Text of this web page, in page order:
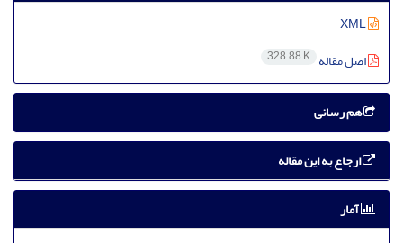
اصل مقاله 328.88 K
هم رسانی
ارجاع به این مقاله
آمار